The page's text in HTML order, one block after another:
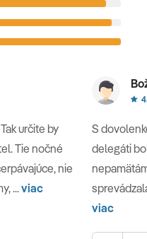
určite by
Tie nočné
nie
...viac
S
delegáti
viac